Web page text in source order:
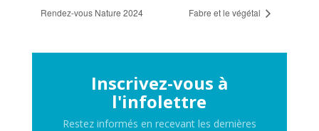
Rendez-vous Nature 2024
Fabre et le végétal
Inscrivez-vous à
l'infolettre
Restez informés en recevant les dernières